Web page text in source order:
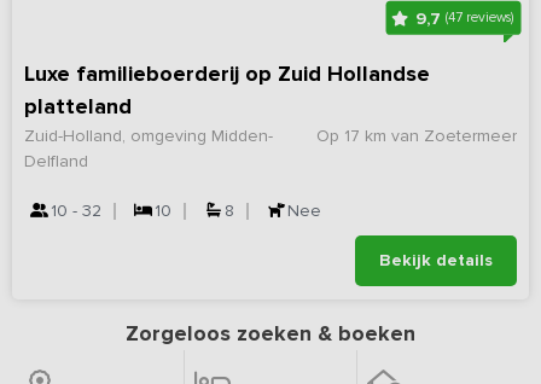
9,7(47 reviews)
Luxe familieboerderij op Zuid Hollandse
platteland
Op 17 km van Zoetermeer
Zuid-Holland, omgeving Midden-
Delfland
10 - 32 10 8 Nee
Bekijk details
Zorgeloos zoeken & boeken